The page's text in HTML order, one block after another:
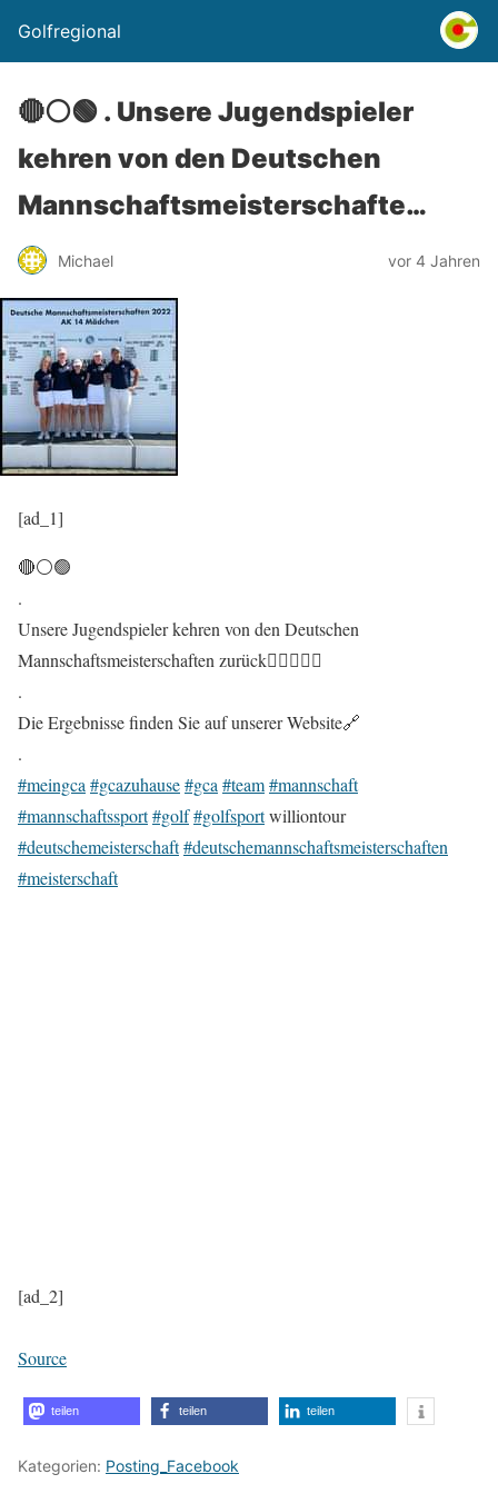
Golfregional
🔴⚪️🟢 . Unsere Jugendspieler
kehren von den Deutschen
Mannschaftsmeisterschafte…
Michael vor 4 Jahren
[ad_1]
🔴⚪️🟢
.
Unsere Jugendspieler kehren von den Deutschen
Mannschaftsmeisterschaften zurück🏌🏼‍♂️🏌️‍♀️
.
Die Ergebnisse finden Sie auf unserer Website🔗
.
#meingca #gcazuhause#gca #team#mannschaft
#mannschaftssport#golf#golfsportwilliontour
#deutschemeisterschaft#deutschemannschaftsmeisterschaften
#meisterschaft
[ad_2]
Source
teilen teilen teilen
Kategorien: Posting_Facebook